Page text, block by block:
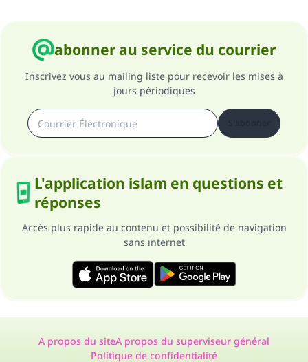
abonner au service du courrier
Inscrivez vous au mailing liste pour recevoir les mises à
jours périodiques
L'application islam en questions et
réponses
Accès plus rapide au contenu et possibilité de navigation
sans internet
A propos du siteA propos du superviseur général
Politique de confidentialité